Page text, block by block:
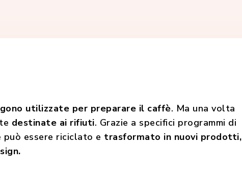
utilizzate per preparare il caffè. Ma una volta
destinate ai rifiuti. Grazie a specifici programmi di
essere riciclato e trasformato in nuovi prodotti,